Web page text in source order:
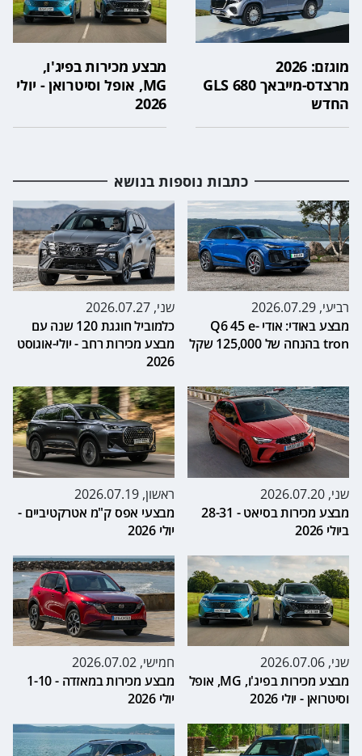
מוגזם: 2026
מרצדס-מייבאך GLS 680
החדש
מבצע מכירות בפיג'ו,
MG, אופל וסיטרואן - יולי
2026
כתבות נוספות בנושא
רביעי, 2026.07.29
מבצע באודי: אודי Q6 45 e-
tron בהנחה של 125,000 שקל
שני, 2026.07.27
כלמוביל חוגגת 120 שנה עם
מבצע מכירות רחב - יולי-אוגוסט
2026
שני, 2026.07.20
מבצע מכירות בסיאט - 28-31
ביולי 2026
ראשון, 2026.07.19
מבצעי אפס ק"מ אטרקטיביים -
יולי 2026
שני, 2026.07.06
מבצע מכירות בפיג'ו, MG, אופל
וסיטרואן - יולי 2026
חמישי, 2026.07.02
מבצע מכירות במאזדה - 1-10
יולי 2026